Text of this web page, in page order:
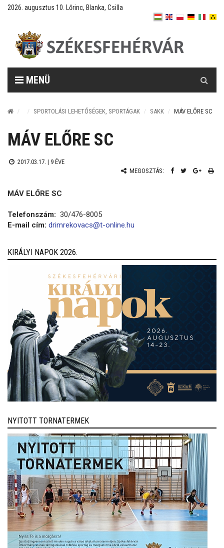
2026. augusztus 10. Lőrinc, Blanka, Csilla
MENÜ
SPORTOLÁSI LEHETŐSÉGEK, SPORTÁGAK SAKK MÁV ELŐRE SC
MÁV ELŐRE SC
2017.03.17. | 9 ÉVE
MEGOSZTÁS:
MÁV ELŐRE SC
Telefonszám: 30/476-8005
E-mail cím: drimrekovacs@t-online.hu
KIRÁLYI NAPOK 2026.
NYITOTT TORNATERMEK